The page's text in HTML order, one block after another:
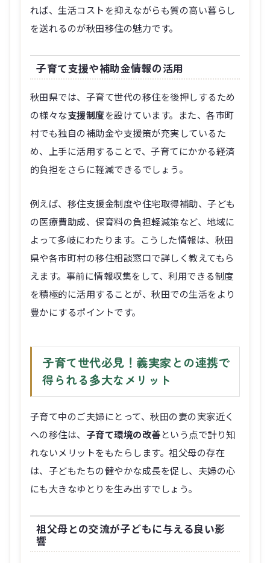
れば、生活コストを抑えながらも質の高い暮らし
を送れるのが秋田移住の魅力です。
子育て支援や補助金情報の活用
秋田県では、子育て世代の移住を後押しするため
の様々な支援制度を設けています。また、各市町
村でも独自の補助金や支援策が充実しているた
め、上手に活用することで、子育てにかかる経済
的負担をさらに軽減できるでしょう。
例えば、移住支援金制度や住宅取得補助、子ども
の医療費助成、保育料の負担軽減策など、地域に
よって多岐にわたります。こうした情報は、秋田
県や各市町村の移住相談窓口で詳しく教えてもら
えます。事前に情報収集をして、利用できる制度
を積極的に活用することが、秋田での生活をより
豊かにするポイントです。
子育て世代必見！義実家との連携で
得られる多大なメリット
子育て中のご夫婦にとって、秋田の妻の実家近く
への移住は、 子育て環境の改善という点で計り知
れないメリットをもたらします。祖父母の存在
は、子どもたちの健やかな成長を促し、夫婦の心
にも大きなゆとりを生み出すでしょう。
祖父母との交流が子どもに与える良い影
響